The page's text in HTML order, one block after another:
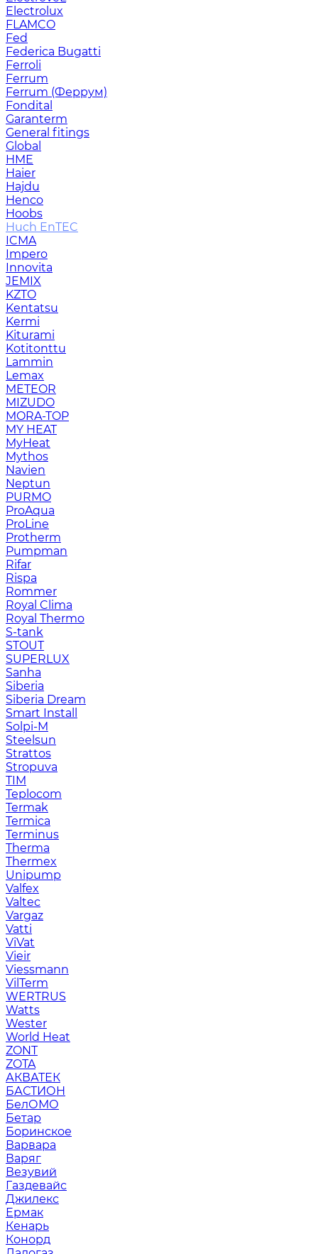
Electrolux
FLAMCO
Fed
Federica Bugatti
Ferroli
Ferrum
Ferrum (Феррум)
Fondital
Garanterm
General fitings
Global
HME
Haier
Hajdu
Henco
Hoobs
Huch EnTEC
ICMA
Impero
Innovita
JEMIX
KZTO
Kentatsu
Kermi
Kiturami
Kotitonttu
Lammin
Lemax
METEOR
MIZUDO
MORA-TOP
MY HEAT
MyHeat
Mythos
Navien
Neptun
PURMO
ProAqua
ProLine
Protherm
Pumpman
Rifar
Rispa
Rommer
Royal Clima
Royal Thermo
S-tank
STOUT
SUPERLUX
Sanha
Siberia
Siberia Dream
Smart Install
Solpi-M
Steelsun
Strattos
Stropuva
TIM
Teplocom
Termak
Termica
Terminus
Therma
Thermex
Unipump
Valfex
Valtec
Vargaz
Vatti
ViVat
Vieir
Viessmann
VilTerm
WERTRUS
Watts
Wester
World Heat
ZONT
ZOTA
АКВАТЕК
БАСТИОН
БелОМО
Бетар
Боринское
Варвара
Варяг
Везувий
Газдевайс
Джилекс
Ермак
Кенарь
Конорд